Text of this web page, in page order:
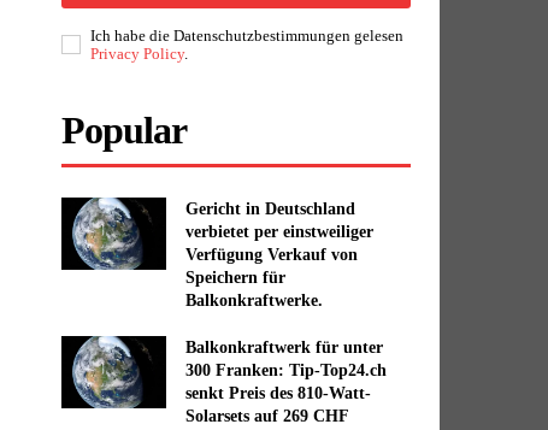
Ich habe die Datenschutzbestimmungen gelesen
Privacy Policy.
Popular
Gericht in Deutschland
verbietet per einstweiliger
Verfügung Verkauf von
Speichern für
Balkonkraftwerke.
Balkonkraftwerk für unter
300 Franken: Tip-Top24.ch
senkt Preis des 810-Watt-
Solarsets auf 269 CHF